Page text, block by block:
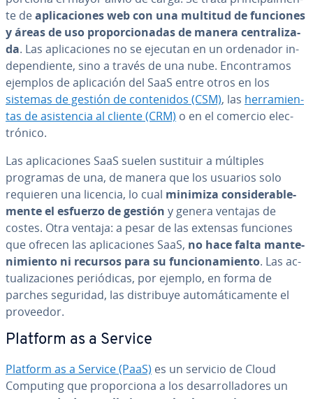
te deapli­ca­cio­nes web con una multitud de funciones
y áreas de uso pro­po­r­cio­na­das de manera ce­n­tra­li­za­
da. Las apli­ca­cio­nes no se ejecutan en un ordenador in­
de­pe­n­die­n­te, sino a través de una nube. En­co­n­tra­mos
ejemplos de apli­ca­ción del SaaS entre otros en los
sistemas de gestión de co­n­te­ni­dos (CSM), las he­rra­mie­n­
tas de asi­s­te­n­cia al cliente (CRM) o en el comercio ele­c­
tró­ni­co.
Las apli­ca­cio­nes SaaS suelen sustituir a múltiples
programas de una, de manera que los usuarios solo
requieren una licencia, lo cual minimiza co­n­si­de­ra­ble­
me­n­te el esfuerzo de gestión y genera ventajas de
costes. Otra ventaja: a pesar de las extensas funciones
que ofrecen las apli­ca­cio­nes SaaS, no hace falta ma­n­te­
ni­mie­n­to ni recursos para su fu­n­cio­na­mie­n­to. Las ac­
tua­li­za­cio­nes pe­rió­di­cas, por ejemplo, en forma de
parches seguridad, las di­s­tri­bu­ye au­to­má­ti­ca­me­n­te el
proveedor.
Platform as a Service
Platform as a Service (PaaS) es un servicio de Cloud
Computing que pro­po­r­cio­na a los de­sa­rro­lla­do­res un